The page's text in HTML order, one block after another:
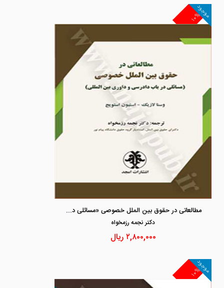
۱۰%
موجود
مطالعاتی در حقوق بین الملل خصوصی «مسائلی در باب دادرسی و داوری بین المللی»
دكتر نجمه رزمخواه
۲,۸۰۰,۰۰۰ریال
۱۰%
موجود